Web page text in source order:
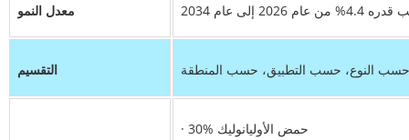
معدل النمو إلى عام 2034
التقسيم حسب النوع، حسب التطبيق، حسب المنطقة
· 30% حمض الأوليانوليك